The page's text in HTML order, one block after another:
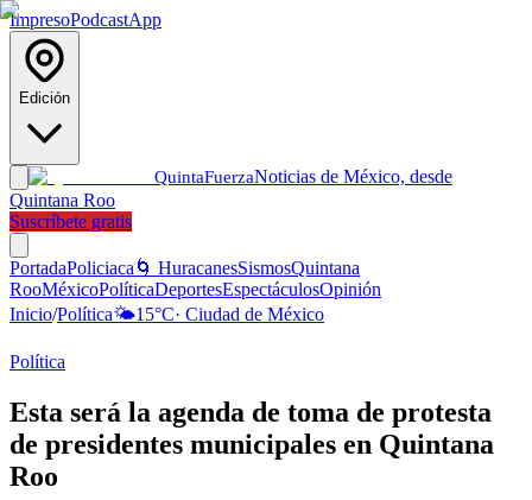
ImpresoPodcastApp
Edición
QuintaFuerzaNoticias de México, desde
Quintana Roo
Suscríbete gratis
PortadaPoliciaca 🌀 HuracanesSismosQuintana
RooMéxicoPolíticaDeportesEspectáculosOpinión
Inicio/Política🌤️15°C· Ciudad de México
Política
Esta será la agenda de toma de protesta
de presidentes municipales en Quintana
Roo